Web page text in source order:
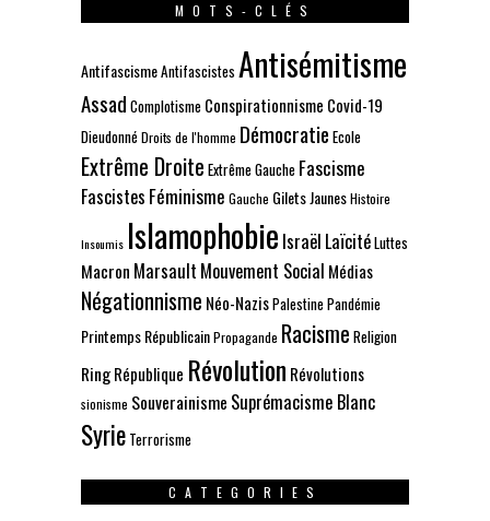
MOTS-CLÉS
AntifascismeAntifascistes Antisémitisme
Assad Complotisme Conspirationnisme Covid-19
DieudonnéDroits de l'homme Démocratie Ecole
Extrême Droite Extrême Gauche Fascisme
Fascistes Féminisme Gauche Gilets JaunesHistoire
Insoumis Islamophobie Israël LaïcitéLuttes
Macron Marsault Mouvement Social Médias
Négationnisme Néo-NazisPalestinePandémie
Printemps RépublicainPropagande Racisme Religion
RingRépublique Révolution Révolutions
sionisme Souverainisme Suprémacisme Blanc
Syrie Terrorisme
CATEGORIES